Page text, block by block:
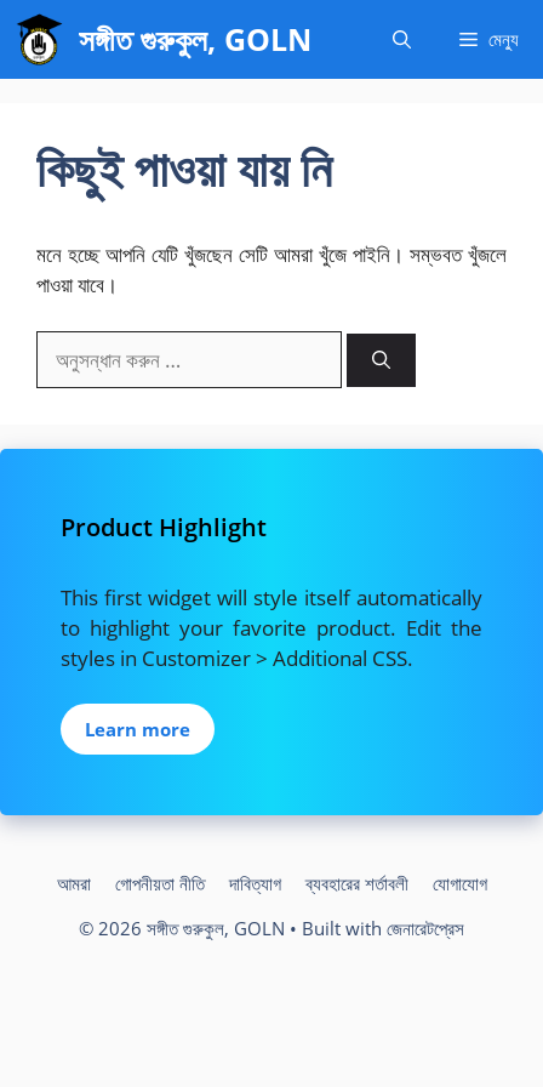
এড়িেয়
লেখায়
যান
সঙ্গীত গুরুকুল, GOLN মেন্যু
কিছুই পাওয়া যায় নি
মনে হচ্ছে আপনি যেটি খুঁজছেন সেটি আমরা খুঁজে পাইনি। সম্ভবত খুঁজলে
পাওয়া যাবে।
Product Highlight
This first widget will style itself automatically
to highlight your favorite product. Edit the
styles in Customizer > Additional CSS.
Learn more
আমরা গোপনীয়তা নীতি দাবিত্যাগ ব্যবহারের শর্তাবলী
যোগাযোগ
© 2026 সঙ্গীত গুরুকুল, GOLN • Built with জেনারেটপ্রেস